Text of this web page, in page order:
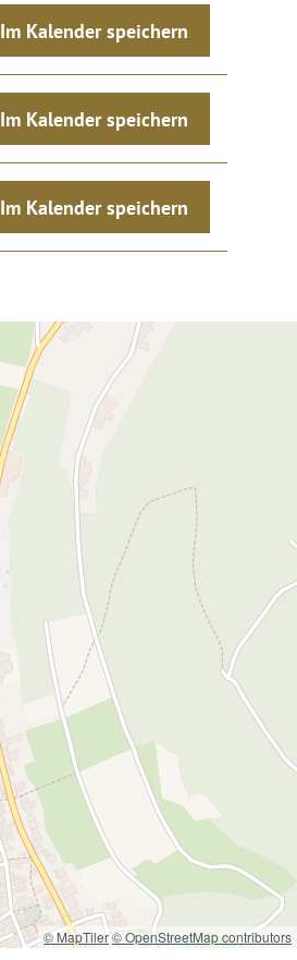
Im Kalender speichern
Im Kalender speichern
Im Kalender speichern
© MapTiler© OpenStreetMap contributors